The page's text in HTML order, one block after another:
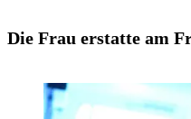
Die Frau erstatte am